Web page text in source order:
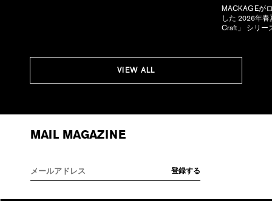
MACKAGEが
した 2026年
Craft」 シリー
VIEW ALL
MAIL MAGAZINE